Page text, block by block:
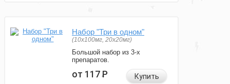
Набор "Три в одном"
(10x100мг, 20x20мг)
Большой набор из 3-х
препаратов.
от 117Р Купить